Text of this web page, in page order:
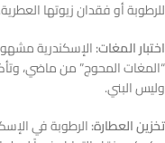
للرطوبة أو فقدان زيوتها العطرية.
اختبار المغات:الإسكندرية
“المغات المحوج” من ماضي،
وليس البني.
تخزين العطارة:الرطوبة في